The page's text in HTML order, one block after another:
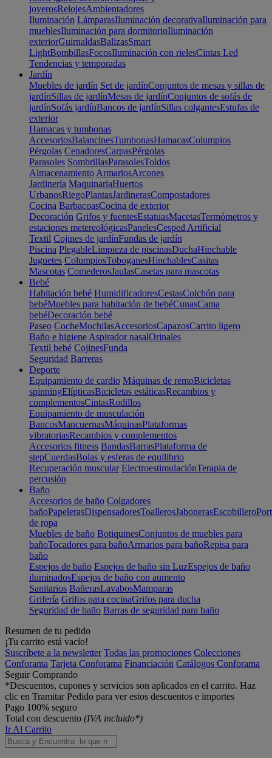
joyerosRelojesAmbientadores
Iluminación LámparasIluminación decorativaIluminación para
mueblesIluminación para dormitorioIluminación
exteriorGuirnaldasBalizasSmart
LightBombillasFocosIluminación con rielesCintas Led
Tendencias y temporadas
Jardín
Muebles de jardín Set de jardínConjuntos de mesas y sillas de
jardínSillas de jardínMesas de jardínConjuntos de sofás de
jardínSofás jardínBancos de jardínSillas colgantesEstufas de
exterior
Hamacas y tumbonas
AccesoriosBalancinesTumbonasHamacasColumpios
Pérgolas CenadoresCarpasPérgolas
Parasoles SombrillasParasolesToldos
Almacenamiento ArmariosArcones
Jardinería MaquinariaHuertos
UrbanosRiegoPlantasJardinerasCompostadores
Cocina BarbacoasCocina de exterior
Decoración Grifos y fuentesEstatuasMacetasTermómetros y
estaciones metereológicasPanelesCesped Artificial
Textil Cojines de jardínFundas de jardín
Piscina PlegableLimpieza de piscinasDuchaHinchable
Juguetes ColumpiosToboganesHinchablesCasitas
Mascotas ComederosJaulasCasetas para mascotas
Bebé
Habitación bebé HumidificadoresCestasColchón para
bebéMuebles para habitación de bebéCunasCama
bebéDecoración bebé
Paseo CocheMochilasAccesoriosCapazosCarrito ligero
Baño e higiene Aspirador nasalOrinales
Textil bebé CojinesFunda
Seguridad Barreras
Deporte
Equipamiento de cardio Máquinas de remoBicicletas
spinningElípticasBicicletas estáticasRecambios y
complementosCintasRodillos
Equipamiento de musculación
BancosMancuernasMáquinasPlataformas
vibratoriasRecambios y complementos
Accesorios fitness BandasBarrasPlataforma de
stepCuerdasBolas y esferas de equilibrio
Recuperación muscular ElectroestimulaciónTerapia de
percusión
Baño
Accesorios de baño Colgadores
bañoPapelerasDispensadoresToallerosJabonerasEscobillero
de ropa
Muebles de baño BotiquinesConjuntos de muebles para
bañoTocadores para bañoArmarios para bañoRepisa para
baño
Espejos de baño Espejos de baño sin LuzEspejos de baño
iluminadosEspejos de baño con aumento
Sanitarios BañerasLavabosMamparas
Grifería Grifos para cocinaGrifos para ducha
Seguridad de baño Barras de seguridad para baño
Resumen de tu pedido
¡Tu carrito está vacío!
Suscríbete a la newsletter Todas las promociones Colecciones
Conforama Tarjeta Conforama Financiación Catálogos Conforama
Seguir Comprando
*Descuentos, cupones y servicios son aplicados en el carrito. Haz
clic en Tramitar Pedido para ver estos descuentos e importes
Pago 100% seguro
Total con descuento (IVA incluido*)
Ir Al Carrito